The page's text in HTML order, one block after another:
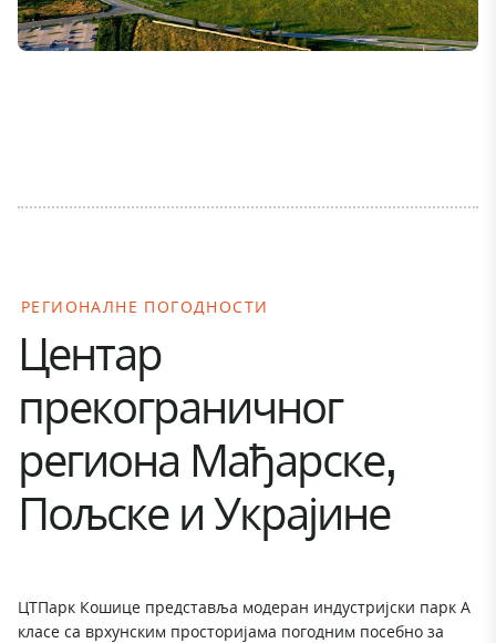
Mute Settings
РЕГИОНАЛНЕ ПОГОДНОСТИ
Центар
прекограничног
региона Мађарске,
Пољске и Украјине
ЦТПарк Кошице представља модеран индустријски парк А
класе са врхунским просторијама погодним посебно за